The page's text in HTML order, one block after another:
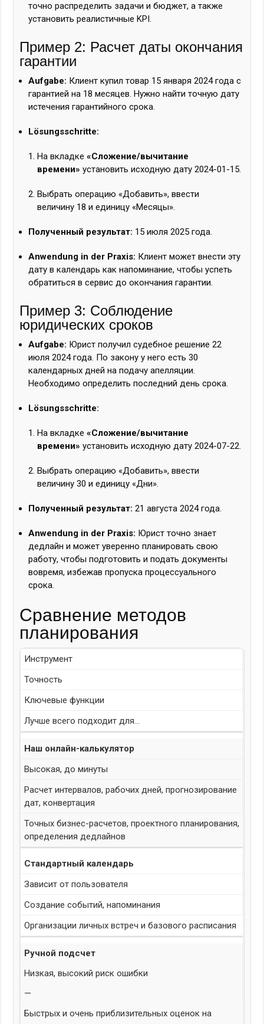
точно распределить задачи и бюджет, а также
установить реалистичные KPI.
Пример 2: Расчет даты окончания
гарантии
Aufgabe: Клиент купил товар 15 января 2024 года с
гарантией на 18 месяцев. Нужно найти точную дату
истечения гарантийного срока.
Lösungsschritte:
На вкладке«Сложение/вычитание
времени» установить исходную дату2024-01-15.
Выбрать операцию «Добавить», ввести
величину 18 и единицу «Месяцы».
Полученный результат: 15 июля 2025 года.
Anwendung in der Praxis: Клиент может внести эту
дату в календарь как напоминание, чтобы успеть
обратиться в сервис до окончания гарантии.
Пример 3: Соблюдение
юридических сроков
Aufgabe: Юрист получил судебное решение 22
июля 2024 года. По закону у него есть 30
календарных дней на подачу апелляции.
Необходимо определить последний день срока.
Lösungsschritte:
На вкладке«Сложение/вычитание
времени» установить исходную дату2024-07-22.
Выбрать операцию «Добавить», ввести
величину30 и единицу «Дни».
Полученный результат: 21 августа 2024 года.
Anwendung in der Praxis: Юрист точно знает
дедлайн и может уверенно планировать свою
работу, чтобы подготовить и подать документы
вовремя, избежав пропуска процессуального
срока.
Сравнение методов
планирования
Инструмент
Точность
Ключевые функции
Лучше всего подходит для…
Наш онлайн-калькулятор
Высокая, до минуты
Расчет интервалов, рабочих дней, прогнозирование
дат, конвертация
Точных бизнес-расчетов, проектного планирования,
определения дедлайнов
Стандартный календарь
Зависит от пользователя
Создание событий, напоминания
Организации личных встреч и базового расписания
Ручной подсчет
Низкая, высокий риск ошибки
—
Быстрых и очень приблизительных оценок на